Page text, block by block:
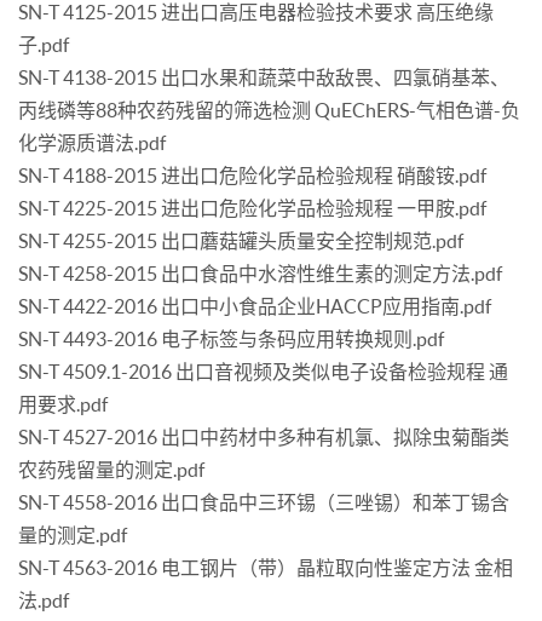
SN-T 4125-2015 进出口高压电器检验技术要求 高压绝缘
子.pdf
SN-T 4138-2015 出口水果和蔬菜中敌敌畏、四氯硝基苯、
丙线磷等88种农药残留的筛选检测 QuEChERS-气相色谱-负
化学源质谱法.pdf
SN-T 4188-2015 进出口危险化学品检验规程 硝酸铵.pdf
SN-T 4225-2015 进出口危险化学品检验规程 一甲胺.pdf
SN-T 4255-2015 出口蘑菇罐头质量安全控制规范.pdf
SN-T 4258-2015 出口食品中水溶性维生素的测定方法.pdf
SN-T 4422-2016 出口中小食品企业HACCP应用指南.pdf
SN-T 4493-2016 电子标签与条码应用转换规则.pdf
SN-T 4509.1-2016 出口音视频及类似电子设备检验规程 通
用要求.pdf
SN-T 4527-2016 出口中药材中多种有机氯、拟除虫菊酯类
农药残留量的测定.pdf
SN-T 4558-2016 出口食品中三环锡（三唑锡）和苯丁锡含
量的测定.pdf
SN-T 4563-2016 电工钢片（带）晶粒取向性鉴定方法 金相
法.pdf